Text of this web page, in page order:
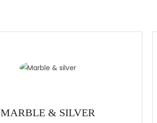
MARBLE & SILVER